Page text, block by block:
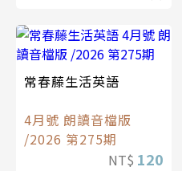
常春藤生活英語
4月號 朗讀音檔版
/2026 第275期
NT$ 120